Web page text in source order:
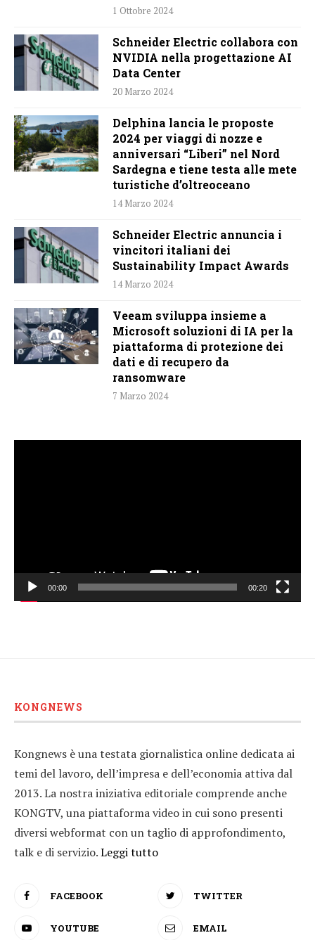
1 Ottobre 2024
Schneider Electric collabora con
NVIDIA nella progettazione AI
Data Center
20 Marzo 2024
Delphina lancia le proposte
2024 per viaggi di nozze e
anniversari “Liberi” nel Nord
Sardegna e tiene testa alle mete
turistiche d’oltreoceano
14 Marzo 2024
Schneider Electric annuncia i
vincitori italiani dei
Sustainability Impact Awards
14 Marzo 2024
Veeam sviluppa insieme a
Microsoft soluzioni di IA per la
piattaforma di protezione dei
dati e di recupero da
ransomware
7 Marzo 2024
00:00 00:20
KONGNEWS
Kongnews è una testata giornalistica online dedicata ai
temi del lavoro, dell’impresa e dell’economia attiva dal
2013. La nostra iniziativa editoriale comprende anche
KONGTV, una piattaforma video in cui sono presenti
diversi webformat con un taglio di approfondimento,
talk e di servizio.Leggi tutto
FACEBOOK TWITTER
YOUTUBE EMAIL